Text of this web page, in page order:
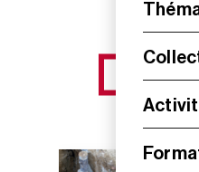
NOS